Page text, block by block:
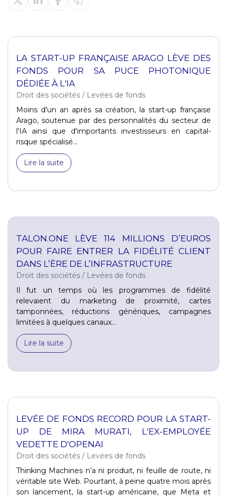
LA START-UP FRANÇAISE ARAGO LÈVE DES
FONDS POUR SA PUCE PHOTONIQUE
DÉDIÉE À L'IA
Droit des sociétés / Levées de fonds
Moins d'un an après sa création, la start-up française
Arago, soutenue par des personnalités du secteur de
l'IA ainsi que d'importants investisseurs en capital-
risque spécialisé...
Lire la suite
TALON.ONE LÈVE 114 MILLIONS D’EUROS
POUR FAIRE ENTRER LA FIDÉLITÉ CLIENT
DANS L’ÈRE DE L’INFRASTRUCTURE
Droit des sociétés / Levées de fonds
Il fut un temps où les programmes de fidélité
relevaient du marketing de proximité, cartes
tamponnées, réductions génériques, campagnes
limitées à quelques canaux...
Lire la suite
LEVÉE DE FONDS RECORD POUR LA START-
UP DE MIRA MURATI, L'EX-EMPLOYÉE
VEDETTE D'OPENAI
Droit des sociétés / Levées de fonds
Thinking Machines n’a ni produit, ni feuille de route, ni
véritable site Web. Pourtant, à peine quatre mois après
son lancement, la start-up américaine, que Meta et